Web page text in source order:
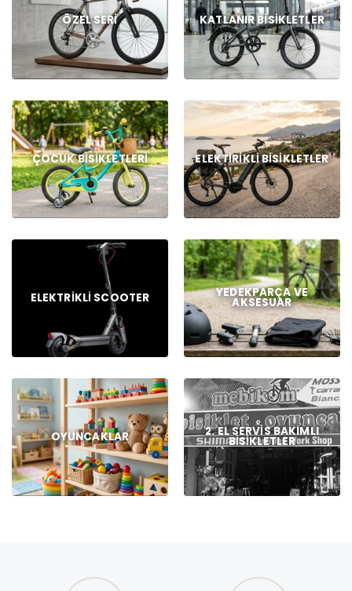
ÖZEL SERI KATLANIR BISIKLETLER
ÇOCUK BISIKLETLERI ELEKTIRIKLI BISIKLETLER
ELEKTRIKLI SCOOTER YEDEKPARÇA VE
AKSESUAR
OYUNCAKLAR 2. EL SERVIS BAKIMLI
BISIKLETLER